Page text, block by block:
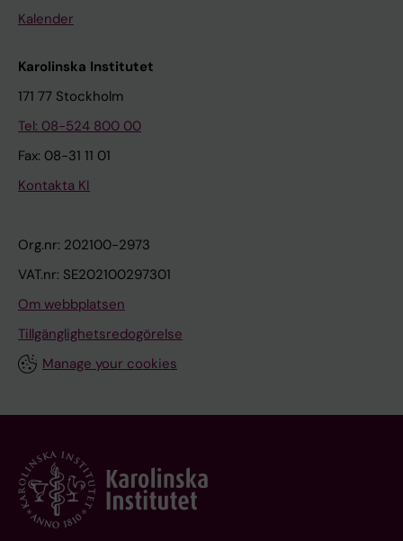
Kalender
Karolinska Institutet
171 77 Stockholm
Tel: 08-524 800 00
Fax: 08-31 11 01
Kontakta KI
Org.nr: 202100-2973
VAT.nr: SE202100297301
Om webbplatsen
Tillgänglighetsredogörelse
Manage your cookies